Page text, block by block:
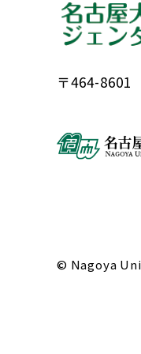
〒464-8601
© Nagoya